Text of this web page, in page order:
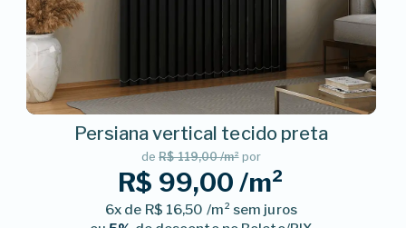
Persiana vertical tecido preta
deR$ 119,00 /m²por
R$ 99,00 /m²
6x de R$ 16,50 /m² sem juros